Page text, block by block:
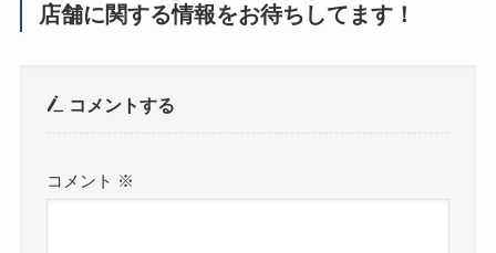
店舗に関する情報をお待ちしてます！
コメントする
コメント ※